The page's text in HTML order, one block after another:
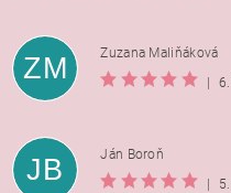
ZM
Zuzana Maliňáková
|
JB
Ján Boroň
|